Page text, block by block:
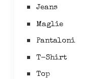
Jeans
Maglie
Pantaloni
T-Shirt
Top